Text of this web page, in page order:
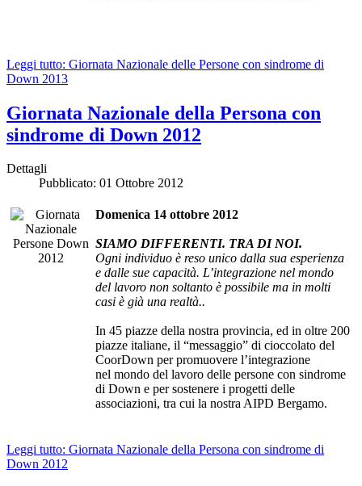
Leggi tutto: Giornata Nazionale delle Persone con sindrome di
Down 2013
Giornata Nazionale della Persona con
sindrome di Down 2012
Dettagli
Pubblicato: 01 Ottobre 2012
Domenica 14 ottobre 2012
SIAMO DIFFERENTI. TRA DI NOI.
Ogni individuo è reso unico dalla sua esperienza
e dalle sue capacità. L’integrazione nel mondo
del lavoro non soltanto è possibile ma in molti
casi è già una realtà..
In 45 piazze della nostra provincia, ed in oltre 200
piazze italiane, il “messaggio” di cioccolato del
CoorDown per promuovere l’integrazione
nel mondo del lavoro delle persone con sindrome
di Down e per sostenere i progetti delle
associazioni, tra cui la nostra AIPD Bergamo.
Leggi tutto: Giornata Nazionale della Persona con sindrome di
Down 2012